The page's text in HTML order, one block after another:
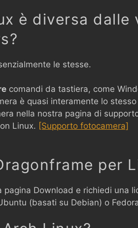
è diversa dalle
le stesse.
comandi da tastiera, come
è quasi interamente lo
nella nostra pagina di
Linux. [Supporto fotocamera]
per
pagina Download e richiedi una
(basati su Debian) o